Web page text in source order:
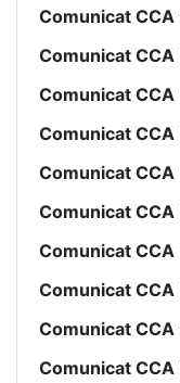
Comunicat CCA
Comunicat CCA
Comunicat CCA
Comunicat CCA
Comunicat CCA
Comunicat CCA
Comunicat CCA
Comunicat CCA
Comunicat CCA
Comunicat CCA